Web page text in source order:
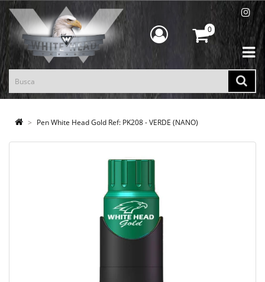
0
Pen White Head Gold Ref: PK208 - VERDE (NANO)